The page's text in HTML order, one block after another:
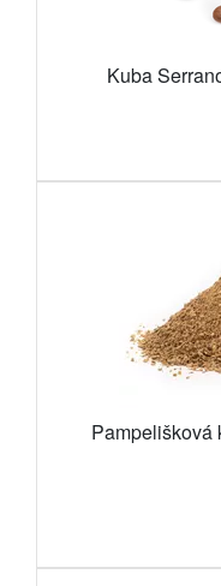
Kuba
Pampelišková